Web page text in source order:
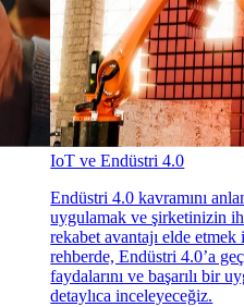
IoT ve Endüstri 4.0
Endüstri 4.0 kavramını
uygulamak ve şirketinizin
rekabet avantajı elde
rehberde, Endüstri 4.0’a
faydalarını ve başarılı bir
detaylıca inceleyeceğiz.